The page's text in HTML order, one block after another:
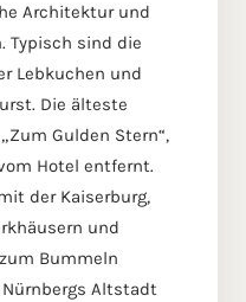
Architektur und
Typisch sind die
Lebkuchen und
Die älteste
Gulden Stern“,
Hotel entfernt.
der Kaiserburg,
und
Bummeln
Altstadt